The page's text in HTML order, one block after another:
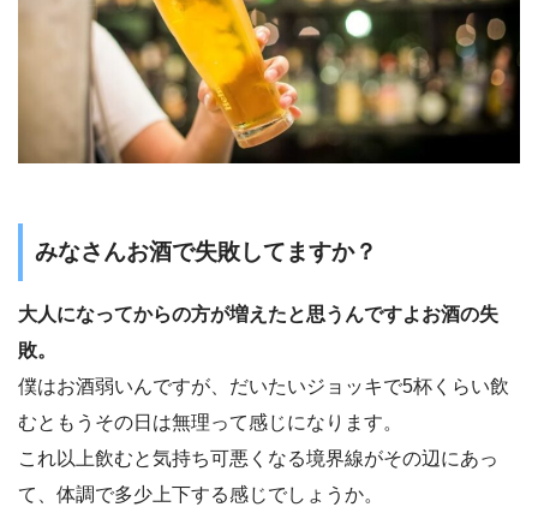
みなさんお酒で失敗してますか？
大人になってからの方が増えたと思うんですよお酒の失
敗。
僕はお酒弱いんですが、だいたいジョッキで5杯くらい飲
むともうその日は無理って感じになります。
これ以上飲むと気持ち可悪くなる境界線がその辺にあっ
て、体調で多少上下する感じでしょうか。